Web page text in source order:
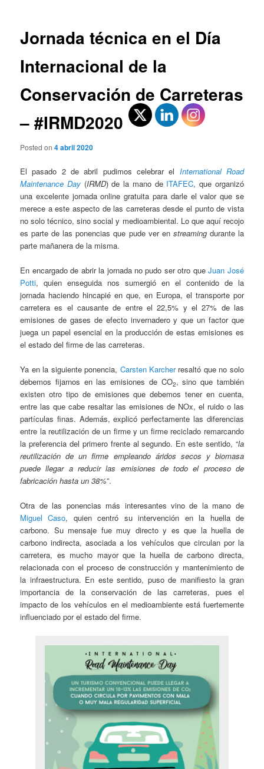
Jornada técnica en el Día
Internacional de la
Conservación de Carreteras
– #IRMD2020
Posted on4 abril 2020
El pasado 2 de abril pudimos celebrar el International Road
Maintenance Day(IRMD) de la mano de ITAFEC, que organizó
una excelente jornada online gratuita para darle el valor que se
merece a este aspecto de las carreteras desde el punto de vista
no solo técnico, sino social y medioambiental. Lo que aquí recojo
es parte de las ponencias que pude ver en streamingdurante la
parte mañanera de la misma.
En encargado de abrir la jornada no pudo ser otro queJuan José
Potti, quien enseguida nos sumergió en el contenido de la
jornada haciendo hincapié en que, en Europa, el transporte por
carretera es el causante de entre el 22,5% y el 27% de las
emisiones de gases de efecto invernadero y que un factor que
juega un papel esencial en la producción de estas emisiones es
el estado del firme de las carreteras.
Ya en la siguiente ponencia, Carsten Karcherresaltó que no solo
debemos fijarnos en las emisiones de CO2, sino que también
existen otro tipo de emisiones que debemos tener en cuenta,
entre las que cabe resaltar las emisiones de NOx, el ruido o las
partículas finas. Además, explicó perfectamente las diferencias
entre la reutilización de un firme y un firme reciclado remarcando
la preferencia del primero frente al segundo. En este sentido, “la
reutilización de un firme empleando áridos secos y biomasa
puede llegar a reducir las emisiones de todo el proceso de
fabricación hasta un 38%”.
Otra de las ponencias más interesantes vino de la mano de
Miguel Caso, quien centró su intervención en la huella de
carbono. Su mensaje fue muy directo y es que la huella de
carbono indirecta, asociada a los vehículos que circulan por la
carretera, es mucho mayor que la huella de carbono directa,
relacionada con el proceso de construcción y mantenimiento de
la infraestructura. En este sentido, puso de manifiesto la gran
importancia de la conservación de las carreteras, pues el
impacto de los vehículos en el medioambiente está fuertemente
influenciado por el estado del firme.